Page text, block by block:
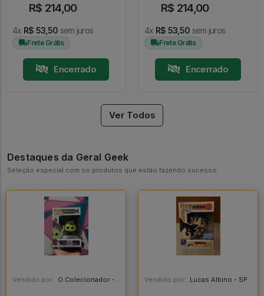
R$ 214,00
4x R$ 53,50 sem juros
Frete Grátis
Encerrado
R$ 214,00
4x R$ 53,50 sem juros
Frete Grátis
Encerrado
Ver Todos
Destaques da Geral Geek
Seleção especial com os produtos que estão fazendo sucesso
Vendido por: O Colecionador - SP Vendido por: Lucas Albino - SP